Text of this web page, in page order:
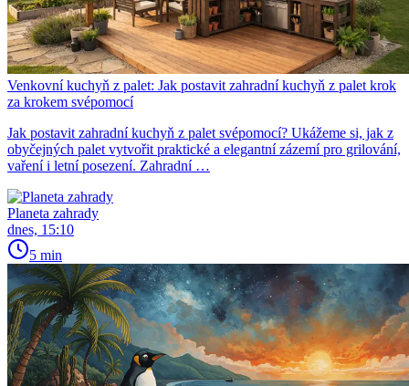
Venkovní kuchyň z palet: Jak postavit zahradní kuchyň z palet krok
za krokem svépomocí
Jak postavit zahradní kuchyň z palet svépomocí? Ukážeme si, jak z
obyčejných palet vytvořit praktické a elegantní zázemí pro grilování,
vaření i letní posezení. Zahradní …
Planeta zahrady
dnes, 15:10
5 min